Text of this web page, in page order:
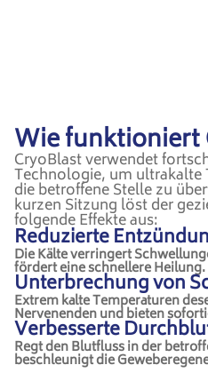
Wie funktioniert
CryoBlast verwendet
Technologie, um ultrakalte
die betroffene Stelle zu
kurzen Sitzung löst der
folgende Effekte aus:
Reduzierte
Die Kälte verringert
fördert eine schnellere Heilung.
Unterbrechung von
Extrem kalte Temperaturen
Nervenenden und bieten
Verbesserte
Regt den Blutfluss in der
beschleunigt die